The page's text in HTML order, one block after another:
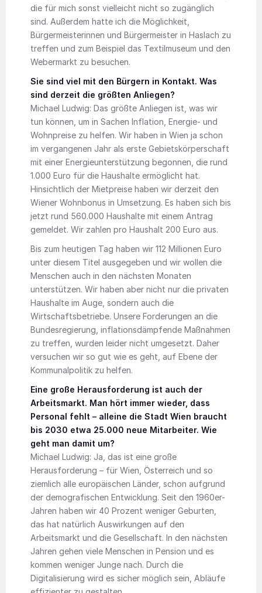
die für mich sonst vielleicht nicht so zugänglich
sind. Außerdem hatte ich die Möglichkeit,
Bürgermeisterinnen und Bürgermeister in Haslach zu
treffen und zum Beispiel das Textilmuseum und den
Webermarkt zu besuchen.
Sie sind viel mit den Bürgern in Kontakt. Was
sind derzeit die größten Anliegen?
Michael Ludwig: Das größte Anliegen ist, was wir
tun können, um in Sachen Inflation, Energie- und
Wohnpreise zu helfen. Wir haben in Wien ja schon
im vergangenen Jahr als erste Gebietskörperschaft
mit einer Energieunterstützung begonnen, die rund
1.000 Euro für die Haushalte ermöglicht hat.
Hinsichtlich der Mietpreise haben wir derzeit den
Wiener Wohnbonus in Umsetzung. Es haben sich bis
jetzt rund 560.000 Haushalte mit einem Antrag
gemeldet. Wir zahlen pro Haushalt 200 Euro aus.
Bis zum heutigen Tag haben wir 112 Millionen Euro
unter diesem Titel ausgegeben und wir wollen die
Menschen auch in den nächsten Monaten
unterstützen. Wir haben aber nicht nur die privaten
Haushalte im Auge, sondern auch die
Wirtschaftsbetriebe. Unsere Forderungen an die
Bundesregierung, inflationsdämpfende Maßnahmen
zu treffen, wurden leider nicht umgesetzt. Daher
versuchen wir so gut wie es geht, auf Ebene der
Kommunalpolitik zu helfen.
Eine große Herausforderung ist auch der
Arbeitsmarkt. Man hört immer wieder, dass
Personal fehlt – alleine die Stadt Wien braucht
bis 2030 etwa 25.000 neue Mitarbeiter. Wie
geht man damit um?
Michael Ludwig: Ja, das ist eine große
Herausforderung – für Wien, Österreich und so
ziemlich alle europäischen Länder, schon aufgrund
der demografischen Entwicklung. Seit den 1960er-
Jahren haben wir 40 Prozent weniger Geburten,
das hat natürlich Auswirkungen auf den
Arbeitsmarkt und die Gesellschaft. In den nächsten
Jahren gehen viele Menschen in Pension und es
kommen weniger Junge nach. Durch die
Digitalisierung wird es sicher möglich sein, Abläufe